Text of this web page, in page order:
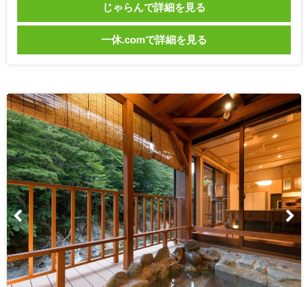
じゃらんで詳細を見る
一休.comで詳細を見る